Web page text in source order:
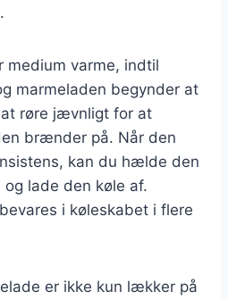
medium varme, indtil
marmeladen begynder at
røre jævnligt for at
brænder på. Når den
kan du hælde den
lade den køle af.
i køleskabet i flere
er ikke kun lækker på